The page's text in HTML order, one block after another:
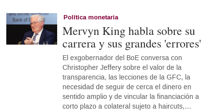
Política monetaria
Mervyn King habla sobre su
carrera y sus grandes 'errores'
El exgobernador del BoE conversa con
Christopher Jeffery sobre el valor de la
transparencia, las lecciones de la GFC, la
necesidad de seguir de cerca el dinero en
sentido amplio y de vincular la financiación a
corto plazo a colateral sujeto a haircuts,…